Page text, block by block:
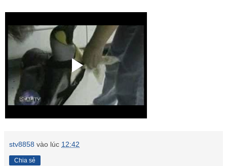
stv8858 vào lúc 12:42
Chia sẻ